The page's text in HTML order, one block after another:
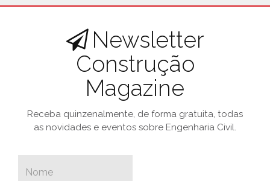
Newsletter
Construção
Magazine
Receba quinzenalmente, de forma gratuita, todas
as novidades e eventos sobre Engenharia Civil.